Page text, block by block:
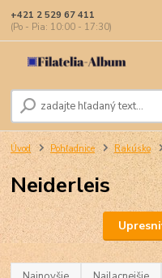
+421 2 529 67 411
(Po - Pia: 10:00 - 17:30)
Úvod Pohľadnice Rakúsko
Neiderleis